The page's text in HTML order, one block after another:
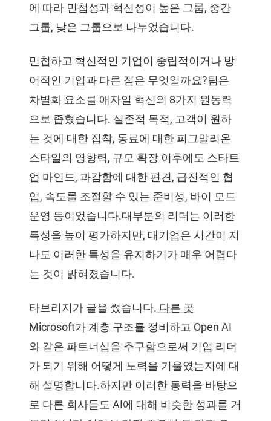
에 따라 민첩성과 혁신성이 높은 그룹, 중간
그룹, 낮은 그룹으로 나누었습니다.
민첩하고 혁신적인 기업이 중립적이거나 방
어적인 기업과 다른 점은 무엇일까요?팀은
차별화 요소를 애자일 혁신의 8가지 원동력
으로 좁혔습니다. 실존적 목적, 고객이 원하
는 것에 대한 집착, 동료에 대한 피그말리온
스타일의 영향력, 규모 확장 이후에도 스타트
업 마인드, 과감함에 대한 편견, 급진적인 협
업, 속도를 조절할 수 있는 준비성, 바이 모드
운영 등이었습니다.대부분의 리더는 이러한
특성을 높이 평가하지만, 대기업은 시간이 지
나도 이러한 특성을 유지하기가 매우 어렵다
는 것이 밝혀졌습니다.
타브리지가 글을 썼습니다. 다른 곳
Microsoft가 계층 구조를 정비하고 Open AI
와 같은 파트너십을 추구함으로써 기업 리더
가 되기 위해 어떻게 노력을 기울였는지에 대
해 설명합니다.하지만 이러한 동력을 바탕으
로 다른 회사들도 AI에 대해 비슷한 성과를 거